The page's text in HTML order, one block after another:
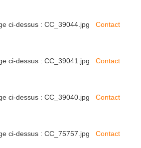
ci-dessus : CC_39044.jpg Contact
ci-dessus : CC_39041.jpg Contact
ci-dessus : CC_39040.jpg Contact
ci-dessus : CC_75757.jpg Contact